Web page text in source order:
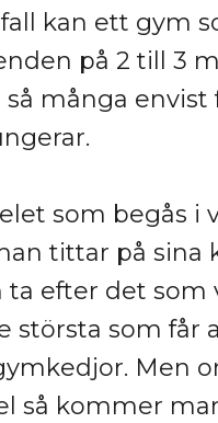
kan ett gym
på 2 till 3
så många
som begås i
tittar på sina
ta efter det som
största som får
Men
så kommer